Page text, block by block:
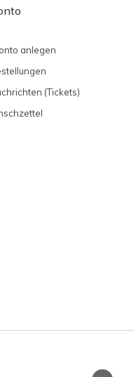
anlegen
(Tickets)